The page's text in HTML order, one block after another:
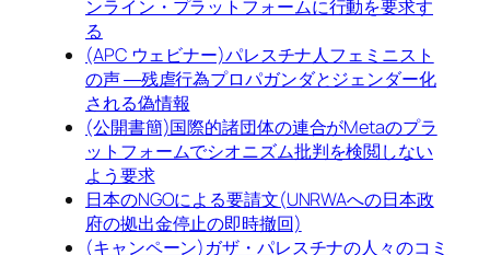
ンライン・プラットフォームに行動を要求す
る
(APC ウェビナー)パレスチナ人フェミニスト
の声 ―残虐行為プロパガンダとジェンダー化
される偽情報
(公開書簡)国際的諸団体の連合がMetaのプラ
ットフォームでシオニズム批判を検閲しない
よう要求
日本のNGOによる要請文(UNRWAへの日本政
府の拠出金停止の即時撤回)
(キャンペーン)ガザ・パレスチナの人々のコミ